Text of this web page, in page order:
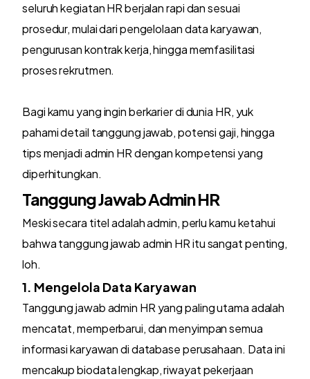
seluruh kegiatan HR berjalan rapi dan sesuai
prosedur, mulai dari pengelolaan data karyawan,
pengurusan kontrak kerja, hingga memfasilitasi
proses rekrutmen.
Bagi kamu yang ingin berkarier di dunia HR, yuk
pahami detail tanggung jawab, potensi gaji, hingga
tips menjadi admin HR dengan kompetensi yang
diperhitungkan.
Tanggung Jawab Admin HR
Meski secara titel adalah admin, perlu kamu ketahui
bahwa tanggung jawab admin HR itu sangat penting,
loh.
1. Mengelola Data Karyawan
Tanggung jawab admin HR yang paling utama adalah
mencatat, memperbarui, dan menyimpan semua
informasi karyawan di database perusahaan. Data ini
mencakup biodata lengkap, riwayat pekerjaan